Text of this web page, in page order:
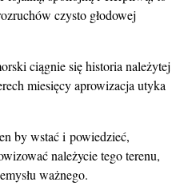
czysto głodowej
ciągnie się historia należytej
miesięcy aprowizacja utyka
by wstać i powiedzieć,
należycie tego terenu,
ważnego.